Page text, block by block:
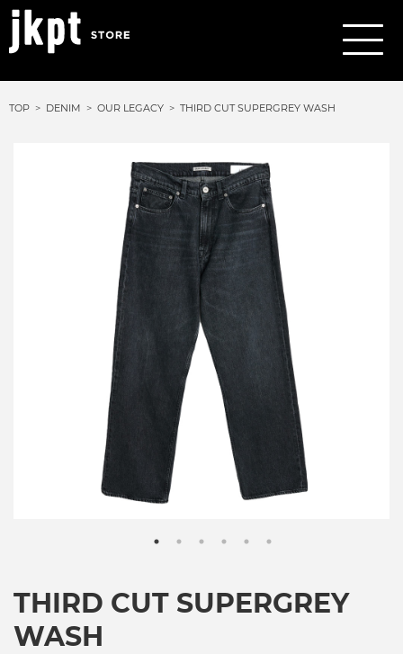
TOP DENIM OUR LEGACY THIRD CUT SUPERGREY WASH
THIRD CUT SUPERGREY
WASH